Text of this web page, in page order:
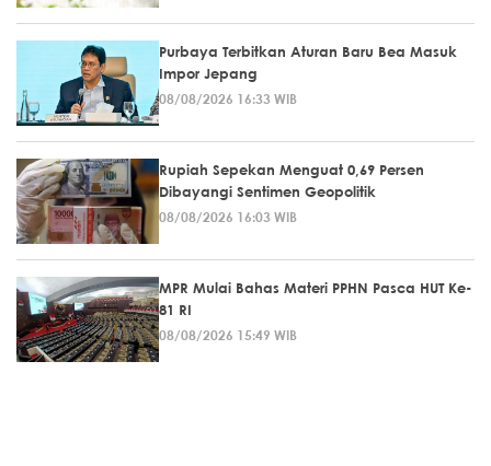
Purbaya Terbitkan Aturan Baru Bea Masuk
Impor Jepang
08/08/2026 16:33 WIB
Rupiah Sepekan Menguat 0,69 Persen
Dibayangi Sentimen Geopolitik
08/08/2026 16:03 WIB
MPR Mulai Bahas Materi PPHN Pasca HUT Ke-
81 RI
08/08/2026 15:49 WIB